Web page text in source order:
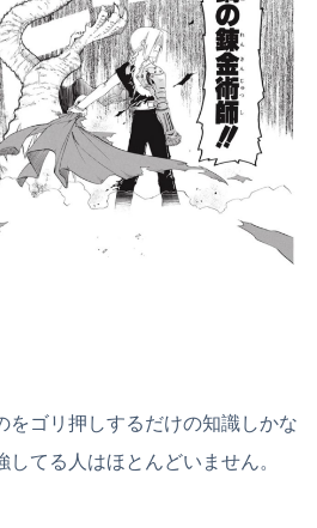
をゴリ押しするだけの知識しかな
してる人はほとんどいません。